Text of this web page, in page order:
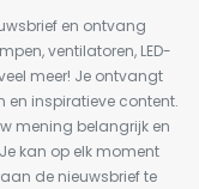
en ontvang
ventilatoren, LED-
meer! Je ontvangt
en inspiratieve content.
mening belangrijk en
kan op elk moment
de nieuwsbrief te